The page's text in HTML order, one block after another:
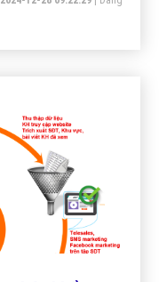
2024-12-29 22:30:24| Đăng